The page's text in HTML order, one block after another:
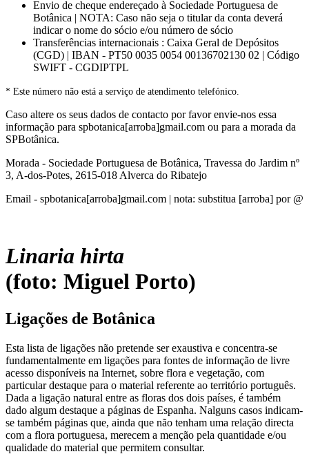
Envio de cheque endereçado à Sociedade Portuguesa de
Botânica | NOTA: Caso não seja o titular da conta deverá
indicar o nome do sócio e/ou número de sócio
Transferências internacionais : Caixa Geral de Depósitos
(CGD) | IBAN - PT50 0035 0054 00136702130 02 | Código
SWIFT - CGDIPTPL
* Este número não está a serviço de atendimento telefónico.
Caso altere os seus dados de contacto por favor envie-nos essa
informação para spbotanica[arroba]gmail.com ou para a morada da
SPBotânica.
Morada - Sociedade Portuguesa de Botânica, Travessa do Jardim nº
3, A-dos-Potes, 2615-018 Alverca do Ribatejo
Email - spbotanica[arroba]gmail.com | nota: substitua [arroba] por @
Linaria hirta
(foto: Miguel Porto)
Ligações de Botânica
Esta lista de ligações não pretende ser exaustiva e concentra-se
fundamentalmente em ligações para fontes de informação de livre
acesso disponíveis na Internet, sobre flora e vegetação, com
particular destaque para o material referente ao território português.
Dada a ligação natural entre as floras dos dois países, é também
dado algum destaque a páginas de Espanha. Nalguns casos indicam-
se também páginas que, ainda que não tenham uma relação directa
com a flora portuguesa, merecem a menção pela quantidade e/ou
qualidade do material que permitem consultar.